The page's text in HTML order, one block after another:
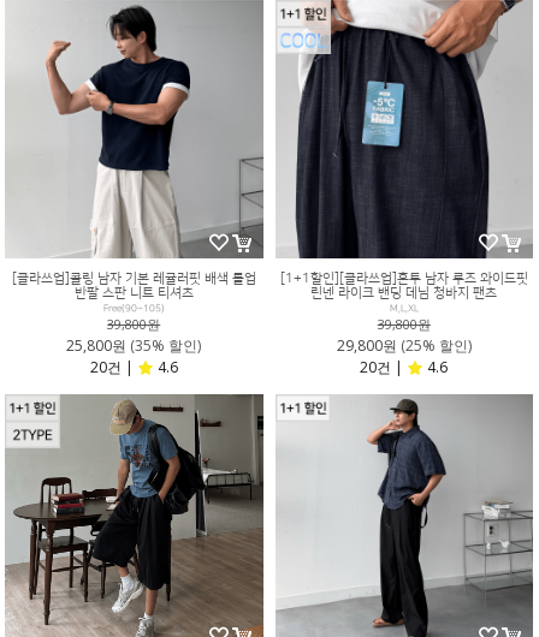
[클라쓰업]콜링 남자 기본 레귤러핏 배색 롤업
반팔 스판 니트 티셔츠
Free(90~105)
39,800원
25,800원 (35% 할인)
20건 |
4.6
[1+1할인][클라쓰업]혼투 남자 루즈 와이드핏
린넨 라이크 밴딩 데님 청바지 팬츠
M,L,XL
39,800원
29,800원 (25% 할인)
20건 |
4.6